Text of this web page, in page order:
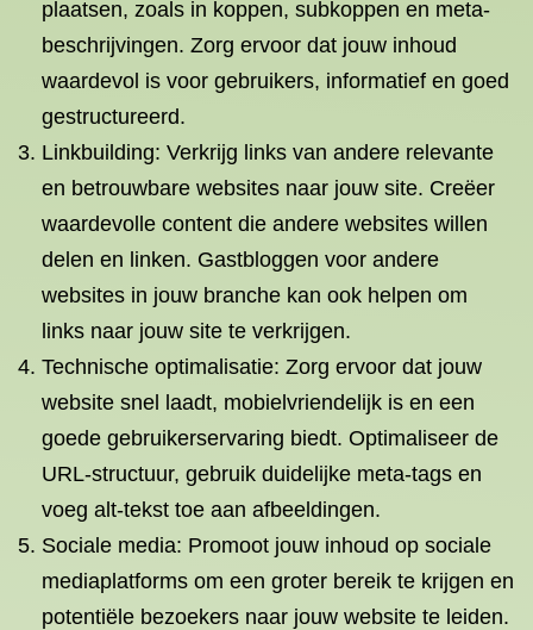
plaatsen, zoals in koppen, subkoppen en meta-
beschrijvingen. Zorg ervoor dat jouw inhoud
waardevol is voor gebruikers, informatief en goed
gestructureerd.
Linkbuilding: Verkrijg links van andere relevante
en betrouwbare websites naar jouw site. Creëer
waardevolle content die andere websites willen
delen en linken. Gastbloggen voor andere
websites in jouw branche kan ook helpen om
links naar jouw site te verkrijgen.
Technische optimalisatie: Zorg ervoor dat jouw
website snel laadt, mobielvriendelijk is en een
goede gebruikerservaring biedt. Optimaliseer de
URL-structuur, gebruik duidelijke meta-tags en
voeg alt-tekst toe aan afbeeldingen.
Sociale media: Promoot jouw inhoud op sociale
mediaplatforms om een groter bereik te krijgen en
potentiële bezoekers naar jouw website te leiden.